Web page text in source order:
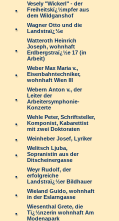
Vesely "Wickerl" - der
Freiheitskï¿½mpfer aus
dem Wildganshof
Wagner Otto und die
Landstraï¿½e
Watteroth Heinrich
Joseph, wohnhaft
Erdbergstraï¿½e 17 (in
Arbeit)
Weber Max Maria v.,
Eisenbahntechniker,
wohnhaft Wien III
Webern Anton v., der
Leiter der
Arbeitersymphonie-
Konzerte
Wehle Peter, Schriftsteller,
Komponist, Kabarettist
mit zwei Doktoraten
Weinheber Josef, Lyriker
Welitsch Ljuba,
Sopranistin aus der
Ditscheinergasse
Weyr Rudolf, der
erfolgreiche
Landstraï¿½er Bildhauer
Wieland Guido, wohnhaft
in der Eslarngasse
Wiesenthal Grete, die
Tï¿½nzerin wohnhaft Am
Modenapark